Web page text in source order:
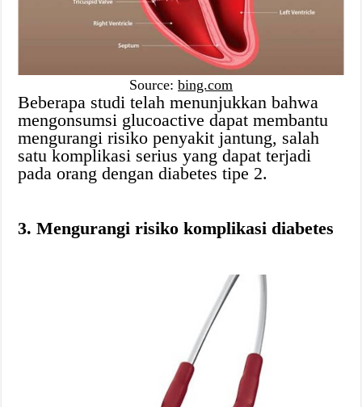
Source: bing.com
Beberapa studi telah menunjukkan bahwa
mengonsumsi glucoactive dapat membantu
mengurangi risiko penyakit jantung, salah
satu komplikasi serius yang dapat terjadi
pada orang dengan diabetes tipe 2.
3. Mengurangi risiko komplikasi diabetes